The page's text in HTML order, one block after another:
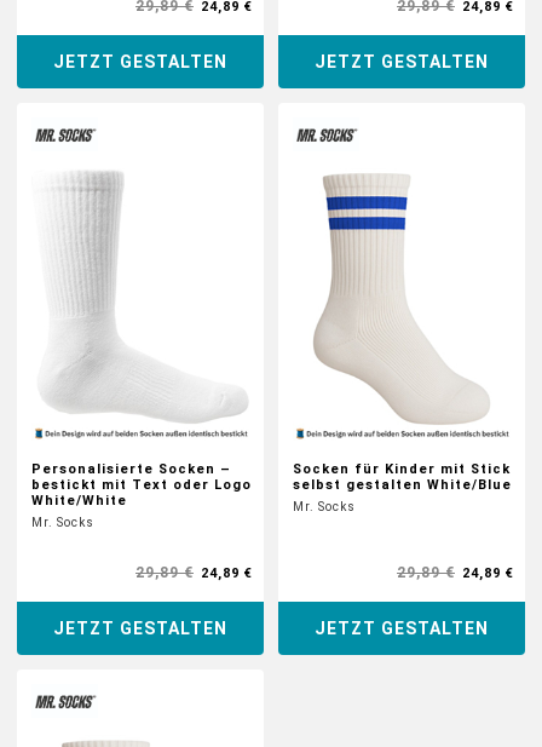
29,89 € 24,89 €
JETZT GESTALTEN
29,89 € 24,89 €
JETZT GESTALTEN
Personalisierte Socken –
bestickt mit Text oder Logo
White/White
Mr. Socks
29,89 € 24,89 €
JETZT GESTALTEN
Socken für Kinder mit Stick
selbst gestalten White/Blue
Mr. Socks
29,89 € 24,89 €
JETZT GESTALTEN